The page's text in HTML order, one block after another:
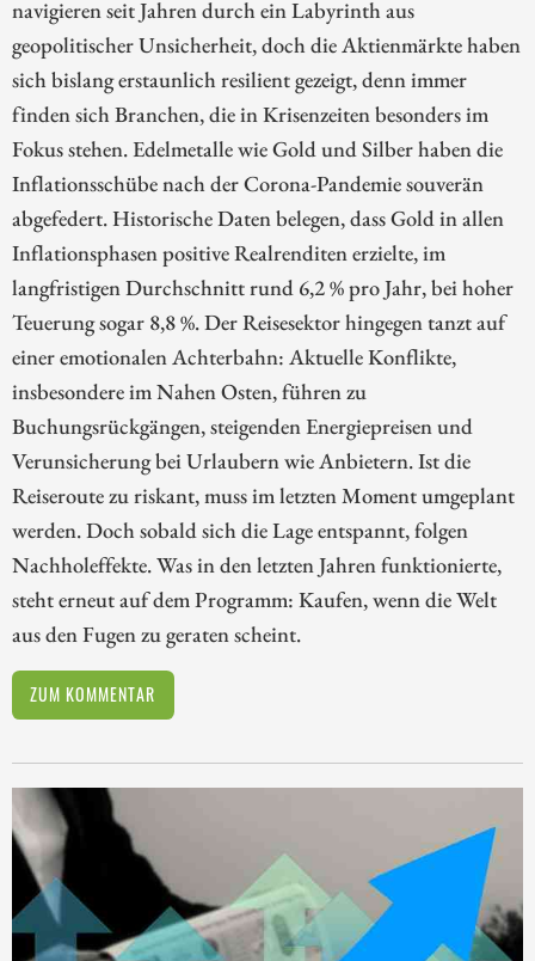
navigieren seit Jahren durch ein Labyrinth aus
geopolitischer Unsicherheit, doch die Aktienmärkte haben
sich bislang erstaunlich resilient gezeigt, denn immer
finden sich Branchen, die in Krisenzeiten besonders im
Fokus stehen. Edelmetalle wie Gold und Silber haben die
Inflationsschübe nach der Corona-Pandemie souverän
abgefedert. Historische Daten belegen, dass Gold in allen
Inflationsphasen positive Realrenditen erzielte, im
langfristigen Durchschnitt rund 6,2 % pro Jahr, bei hoher
Teuerung sogar 8,8 %. Der Reisesektor hingegen tanzt auf
einer emotionalen Achterbahn: Aktuelle Konflikte,
insbesondere im Nahen Osten, führen zu
Buchungsrückgängen, steigenden Energiepreisen und
Verunsicherung bei Urlaubern wie Anbietern. Ist die
Reiseroute zu riskant, muss im letzten Moment umgeplant
werden. Doch sobald sich die Lage entspannt, folgen
Nachholeffekte. Was in den letzten Jahren funktionierte,
steht erneut auf dem Programm: Kaufen, wenn die Welt
aus den Fugen zu geraten scheint.
ZUM KOMMENTAR